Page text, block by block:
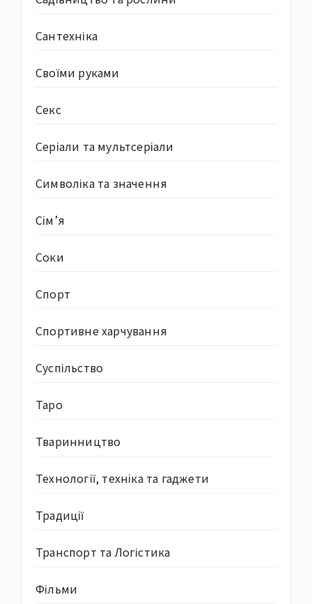
Сантехніка
Своїми руками
Секс
Серіали та мультсеріали
Символіка та значення
Сім’я
Соки
Спорт
Спортивне харчування
Суcпільство
Таро
Тваринництво
Технології, техніка та гаджети
Традиції
Транспорт та Логістика
Фільми